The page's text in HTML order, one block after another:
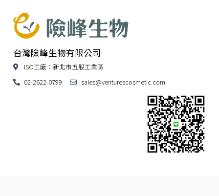
台灣險峰生物有限公司
ISO工廠：新北市五股工業區
02-2622-0799
sales@venturescosmetic.com